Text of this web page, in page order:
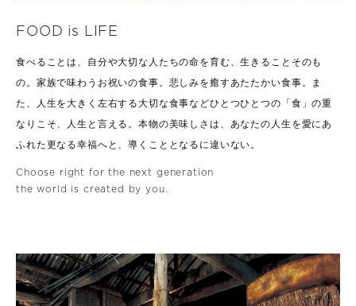
FOOD is LIFE
食べることは、自分や大切な人たちの命を育む、生きることそのも
の。 家族で味わうお祝いの食事。悲しみを癒すあたたかい食事。
ま
た、人生を大きく左右する大切な食事などひとつひとつの「食」の重
なりこそ、人生と言える。本物の美味しさは、あなたの人生を愛にあ
ふれた更なる幸福へと、導くこととなるに違いない。
Choose right for the next generation
the world is created by you.